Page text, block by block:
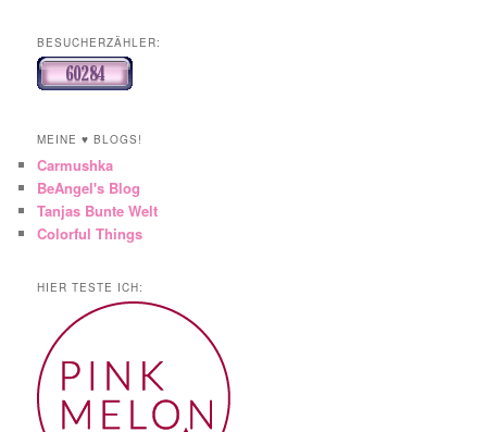
BESUCHERZÄHLER:
MEINE ♥ BLOGS!
Carmushka
BeAngel's Blog
Tanjas Bunte Welt
Colorful Things
HIER TESTE ICH: